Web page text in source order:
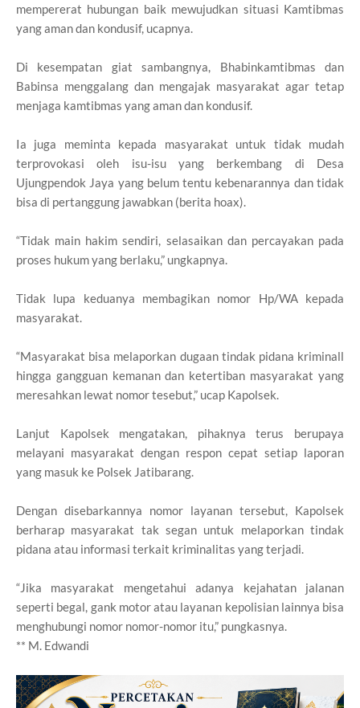
mempererat hubungan baik mewujudkan situasi Kamtibmas
yang aman dan kondusif, ucapnya.
Di kesempatan giat sambangnya, Bhabinkamtibmas dan
Babinsa menggalang dan mengajak masyarakat agar tetap
menjaga kamtibmas yang aman dan kondusif.
Ia juga meminta kepada masyarakat untuk tidak mudah
terprovokasi oleh isu-isu yang berkembang di Desa
Ujungpendok Jaya yang belum tentu kebenarannya dan tidak
bisa di pertanggung jawabkan (berita hoax).
“Tidak main hakim sendiri, selasaikan dan percayakan pada
proses hukum yang berlaku,” ungkapnya.
Tidak lupa keduanya membagikan nomor Hp/WA kepada
masyarakat.
“Masyarakat bisa melaporkan dugaan tindak pidana kriminall
hingga gangguan kemanan dan ketertiban masyarakat yang
meresahkan lewat nomor tesebut,” ucap Kapolsek.
Lanjut Kapolsek mengatakan, pihaknya terus berupaya
melayani masyarakat dengan respon cepat setiap laporan
yang masuk ke Polsek Jatibarang.
Dengan disebarkannya nomor layanan tersebut, Kapolsek
berharap masyarakat tak segan untuk melaporkan tindak
pidana atau informasi terkait kriminalitas yang terjadi.
“Jika masyarakat mengetahui adanya kejahatan jalanan
seperti begal, gank motor atau layanan kepolisian lainnya bisa
menghubungi nomor nomor-nomor itu,” pungkasnya.
** M. Edwandi